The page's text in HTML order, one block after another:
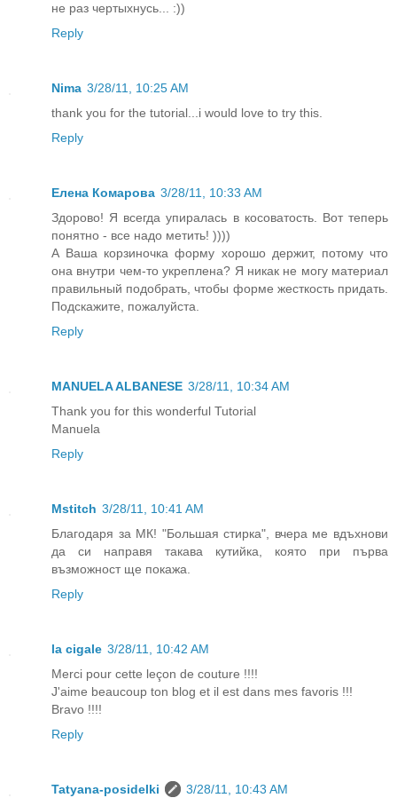
не раз чертыхнусь... :))
Reply
Nima 3/28/11, 10:25 AM
thank you for the tutorial...i would love to try this.
Reply
Елена Комарова 3/28/11, 10:33 AM
Здорово! Я всегда упиралась в косоватость. Вот теперь
понятно - все надо метить! ))))
А Ваша корзиночка форму хорошо держит, потому что
она внутри чем-то укреплена? Я никак не могу материал
правильный подобрать, чтобы форме жесткость придать.
Подскажите, пожалуйста.
Reply
MANUELA ALBANESE 3/28/11, 10:34 AM
Thank you for this wonderful Tutorial
Manuela
Reply
Mstitch 3/28/11, 10:41 AM
Благодаря за МК! "Большая стирка", вчера ме вдъхнови
да си направя такава кутийка, която при първа
възможност ще покажа.
Reply
la cigale 3/28/11, 10:42 AM
Merci pour cette leçon de couture !!!!
J'aime beaucoup ton blog et il est dans mes favoris !!!
Bravo !!!!
Reply
Tatyana-posidelki
3/28/11, 10:43 AM